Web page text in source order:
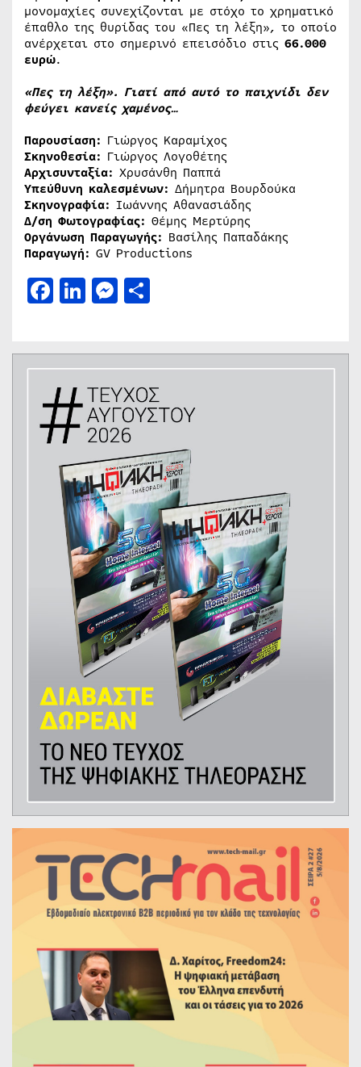
μονομαχίες συνεχίζονται με στόχο το χρηματικό
έπαθλο της θυρίδας του «Πες τη λέξη», το οποίο
ανέρχεται στο σημερινό επεισόδιο στις 66.000
ευρώ.
«Πες τη λέξη». Γιατί από αυτό το παιχνίδι δεν
φεύγει κανείς χαμένος…
Παρουσίαση: Γιώργος Καραμίχος
Σκηνοθεσία: Γιώργος Λογοθέτης
Αρχισυνταξία: Χρυσάνθη Παππά
Υπεύθυνη καλεσμένων: Δήμητρα Βουρδούκα
Σκηνογραφία: Ιωάννης Αθανασιάδης
Δ/ση Φωτογραφίας: Θέμης Μερτύρης
Οργάνωση Παραγωγής: Βασίλης Παπαδάκης
Παραγωγή: GV Productions
Facebook
LinkedIn
Messenger